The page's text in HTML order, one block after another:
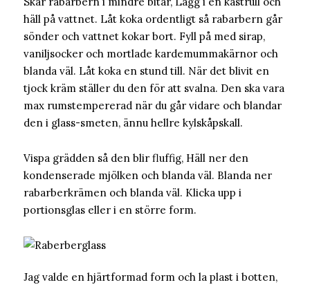
häll på vattnet. Låt koka ordentligt så rabarbern går
sönder och vattnet kokar bort. Fyll på med sirap,
vaniljsocker och mortlade kardemummakärnor och
blanda väl. Låt koka en stund till. När det blivit en
tjock kräm ställer du den för att svalna. Den ska vara
max rumstempererad när du går vidare och blandar
den i glass-smeten, ännu hellre kylskåpskall.
Vispa grädden så den blir fluffig, Häll ner den
kondenserade mjölken och blanda väl. Blanda ner
rabarberkrämen och blanda väl. Klicka upp i
portionsglas eller i en större form.
Jag valde en hjärtformad form och la plast i botten,